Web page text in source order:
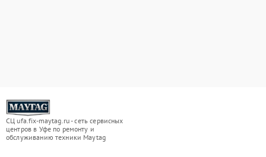
СЦ ufa.fix-maytag.ru - сеть сервисных
центров в Уфе по ремонту и
обслуживанию техники Maytag